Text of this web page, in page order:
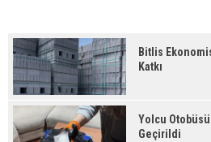
Bitlis
Katkı
Yolcu
Geçirildi